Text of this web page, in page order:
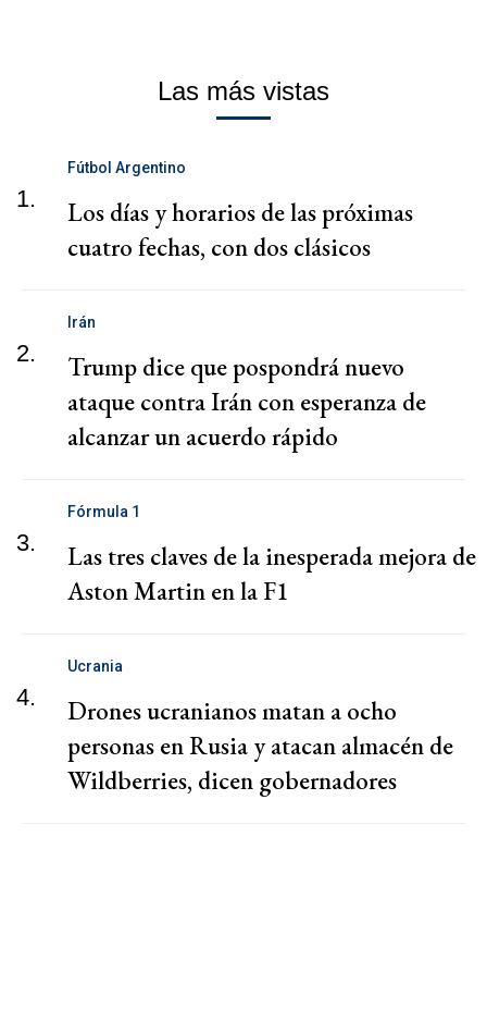
Las más vistas
1.
Fútbol Argentino
Los días y horarios de las próximas
cuatro fechas, con dos clásicos
2.
Irán
Trump dice que pospondrá nuevo
ataque contra Irán con esperanza de
alcanzar un acuerdo rápido
3.
Fórmula 1
Las tres claves de la inesperada mejora de
Aston Martin en la F1
4.
Ucrania
Drones ucranianos matan a ocho
personas en Rusia y atacan almacén de
Wildberries, dicen gobernadores